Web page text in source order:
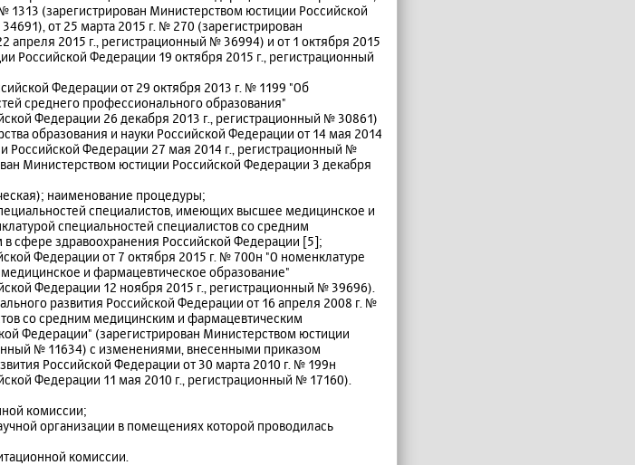
1313 (зарегистрирован Министерством юстиции Российской
от 25 марта 2015 г. № 270 (зарегистрирован
2015 г., регистрационный № 36994) и от 1 октября 2015
Российской Федерации 19 октября 2015 г., регистрационный
Федерации от 29 октября 2013 г. № 1199 "Об
среднего профессионального образования"
Федерации 26 декабря 2013 г., регистрационный № 30861)
образования и науки Российской Федерации от 14 мая 2014
Российской Федерации 27 мая 2014 г., регистрационный №
Министерством юстиции Российской Федерации 3 декабря
наименование процедуры;
специалистов, имеющих высшее медицинское и
специальностей специалистов со средним
сфере здравоохранения Российской Федерации [5];
Федерации от 7 октября 2015 г. № 700н "О номенклатуре
и фармацевтическое образование"
Федерации 12 ноября 2015 г., регистрационный № 39696).
развития Российской Федерации от 16 апреля 2008 г. №
со средним медицинским и фармацевтическим
Федерации" (зарегистрирован Министерством юстиции
№ 11634) с изменениями, внесенными приказом
Российской Федерации от 30 марта 2010 г. № 199н
Федерации 11 мая 2010 г., регистрационный № 17160).
комиссии;
организации в помещениях которой проводилась
комиссии.